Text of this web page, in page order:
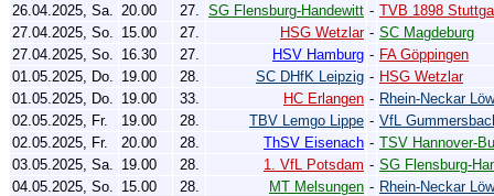
26.04.2025, Sa. 20.00 27. SG Flensburg-Handewitt - TVB 1898
27.04.2025, So. 15.00 27. HSG Wetzlar - SC Magdeburg
27.04.2025, So. 16.30 27. HSV Hamburg - FA Göppingen
01.05.2025, Do. 19.00 28. SC DHfK Leipzig - HSG Wetzlar
01.05.2025, Do. 19.00 33. HC Erlangen - Rhein-Neckar
02.05.2025, Fr.
19.00 28. TBV Lemgo Lippe - VfL
02.05.2025, Fr.
20.00 28. ThSV Eisenach - TSV Hannover-
03.05.2025, Sa. 19.00 28. 1. VfL Potsdam - SG Flensburg-
04.05.2025, So. 15.00 28. MT Melsungen - Rhein-Neckar